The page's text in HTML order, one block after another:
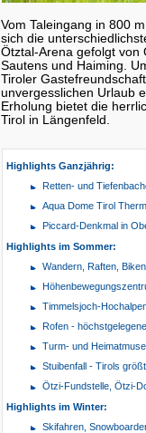
Vom Taleingang in 800
sich die
Ötztal-Arena gefolgt von
Sautens und Haiming.
Tiroler
unvergesslichen Urlaub
Erholung bietet die
Tirol in Längenfeld.
Highlights Ganzjährig:
Retten- und
Aqua Dome Tirol
Piccard-Denkmal in
Highlights im Sommer:
Wandern, Raften,
Timmelsjoch-
Rofen -
Turm- und
Stuibenfall - Tirols
Ötzi-Fundstelle, Ötzi-
Highlights im Winter:
Skifahren,